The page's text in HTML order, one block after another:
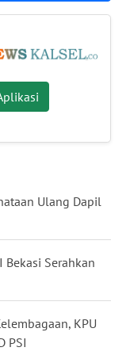
Ulang Dapil
Serahkan
KPU
PSI